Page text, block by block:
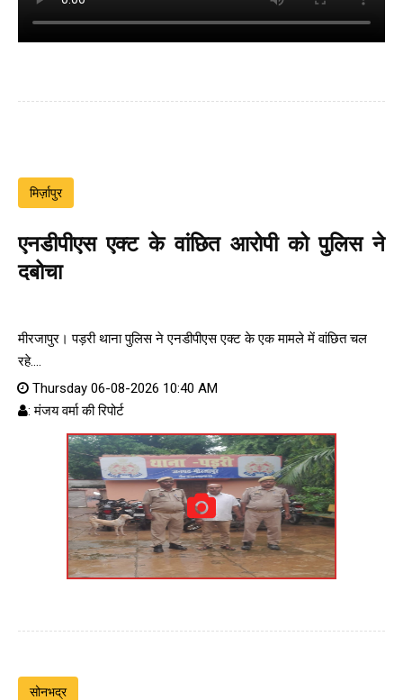
मिर्ज़ापुर
एनडीपीएस एक्ट के वांछित आरोपी को पुलिस ने
दबोचा
मीरजापुर। पड़री थाना पुलिस ने एनडीपीएस एक्ट के एक मामले में वांछित चल
रहे....
Thursday 06-08-2026 10:40 AM
: मंजय वर्मा की रिपोर्ट
सोनभद्र